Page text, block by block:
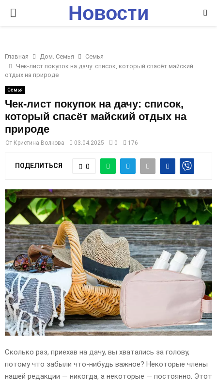
P
I
M
A
R
Y
M
E
N
U
Новости
Главная Дом. Семья
Семья
Чек-лист покупок на дачу: список, который спасёт майский
отдых на природе
Семья
Чек-лист покупок на дачу: список,
который спасёт майский отдых на
природе
От Кристина Волкова 03.04.2025 0 176
ПОДЕЛИТЬСЯ 0
Сколько раз, приехав на дачу, вы хватались за голову,
потому что забыли что-нибудь важное? Некоторые члены
нашей редакции — никогда, а некоторые — постоянно. Этот